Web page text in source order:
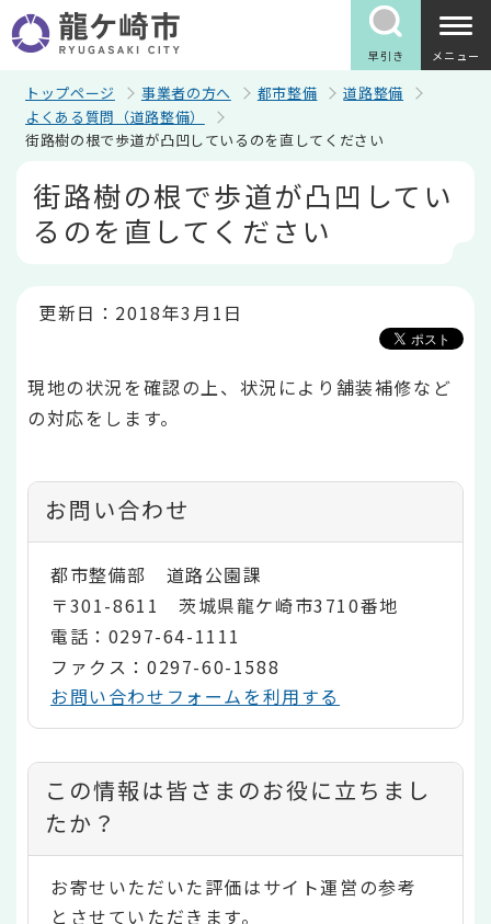
の
ペ
早引き メニュー
トップページ 事業者の方へ 都市整備
道路整備
よくある質問（道路整備）
街路樹の根で歩道が凸凹しているのを直してください
街路樹の根で歩道が凸凹してい
るのを直してください
更新日：2018年3月1日
現地の状況を確認の上、状況により舗装補修など
の対応をします。
お問い合わせ
都市整備部 道路公園課
〒301-8611 茨城県龍ケ崎市3710番地
電話：0297-64-1111
ファクス：0297-60-1588
お問い合わせフォームを利用する
コ
ン
テ
ン
この情報は皆さまのお役に立ちまし
たか？
お寄せいただいた評価はサイト運営の参考
とさせていただきます。